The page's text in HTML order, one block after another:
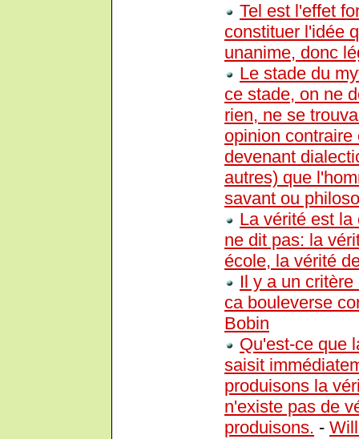
Tel est l'effet
constituer l'idée
unanime, donc
Le stade du
ce stade, on ne
rien, ne se
opinion
devenant
autres) que
savant ou
La vérité est
ne dit pas: la
école, la vérité
Il y a un
ca bouleverse
Bobin
Qu'est-ce que
saisit
produisons la
n'existe pas de
produisons. -